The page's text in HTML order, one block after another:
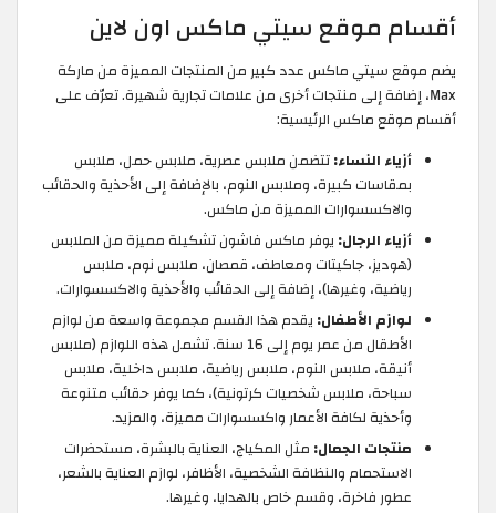
أقسام موقع سيتي ماكس اون لاين
يضم موقع سيتي ماكس عدد كبير من المنتجات المميزة من ماركة
Max، إضافة إلى منتجات أخرى من علامات تجارية شهيرة. تعرّف على
أقسام موقع ماكس الرئيسية:
أزياء النساء:تتضمن ملابس عصرية، ملابس حمل، ملابس
بمقاسات كبيرة، وملابس النوم، بالإضافة إلى الأحذية والحقائب
والاكسسوارات المميزة من ماكس.
أزياء الرجال: يوفر ماكس فاشون تشكيلة مميزة من الملابس
(هوديز، جاكيتات ومعاطف، قمصان، ملابس نوم، ملابس
رياضية، وغيرها)، إضافة إلى الحقائب والأحذية والاكسسوارات.
لوازم الأطفال: يقدم هذا القسم مجموعة واسعة من لوازم
الأطقال من عمر يوم إلى 16 سنة. تشمل هذه اللوازم (ملابس
أنيقة، ملابس النوم، ملابس رياضية، ملابس داخلية، ملابس
سباحة، ملابس شخصيات كرتونية)، كما يوفر حقائب متنوعة
وأحذية لكافة الأعمار واكسسوارات مميزة، والمزيد.
منتجات الجمال: مثل المكياج، العناية بالبشرة، مستحضرات
الاستحمام والنظافة الشخصية، الأظافر، لوازم العناية بالشعر،
عطور فاخرة، وقسم خاص بالهدايا، وغيرها.